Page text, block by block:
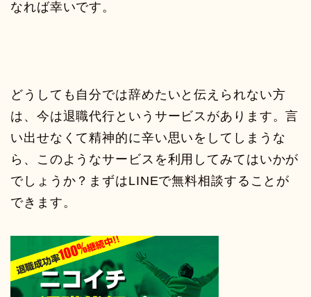
なれば幸いです。
どうしても自分では辞めたいと伝えられない方
は、今は退職代行というサービスがあります。言
い出せなくて精神的に辛い思いをしてしまうな
ら、このようなサービスを利用してみてはいかが
でしょうか？まずはLINEで無料相談することが
できます。